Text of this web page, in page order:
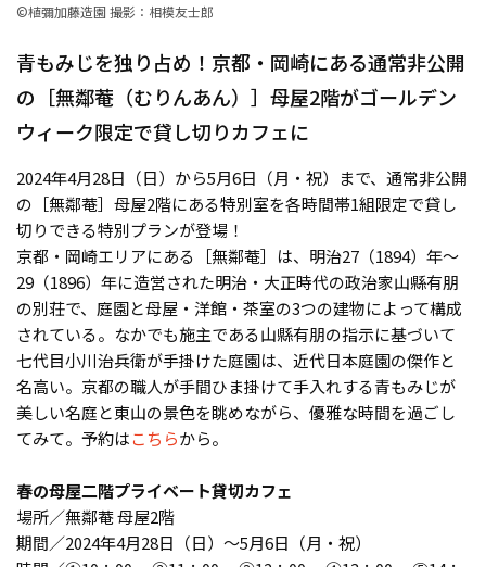
©️植彌加藤造園 撮影：相模友士郎
青もみじを独り占め！京都・岡崎にある通常非公開
の［無鄰菴（むりんあん）］母屋2階がゴールデン
ウィーク限定で貸し切りカフェに
2024年4月28日（日）から5月6日（月・祝）まで、通常非公開
の［無鄰菴］母屋2階にある特別室を各時間帯1組限定で貸し
切りできる特別プランが登場！
京都・岡崎エリアにある［無鄰菴］は、明治27（1894）年～
29（1896）年に造営された明治・大正時代の政治家山縣有朋
の別荘で、庭園と母屋・洋館・茶室の3つの建物によって構成
されている。なかでも施主である山縣有朋の指示に基づいて
七代目小川治兵衛が手掛けた庭園は、近代日本庭園の傑作と
名高い。京都の職人が手間ひま掛けて手入れする青もみじが
美しい名庭と東山の景色を眺めながら、優雅な時間を過ごし
てみて。予約はこちらから。
春の母屋二階プライベート貸切カフェ
場所／無鄰菴 母屋2階
期間／2024年4月28日（日）〜5月6日（月・祝）